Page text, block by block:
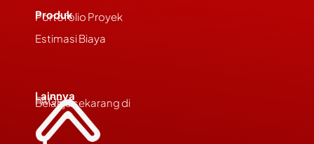
Produk
Portofolio Proyek
Estimasi Biaya
Lainnya
FAQs
Belanja sekarang di